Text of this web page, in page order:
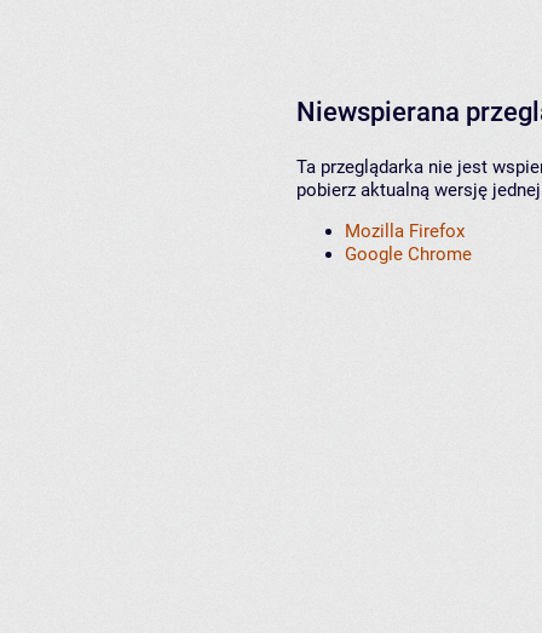
Niewspierana
Ta przeglądarka nie jest
pobierz aktualną wersję
Mozilla Firefox
Google Chrome